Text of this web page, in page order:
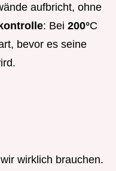
aufbricht, ohne
: Bei 200°C
bevor es seine
wirklich brauchen.